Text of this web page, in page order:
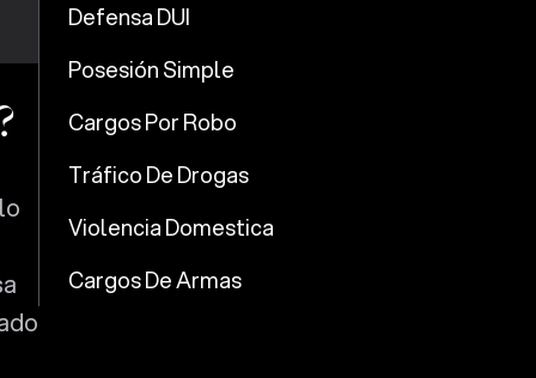
Defensa DUI
Posesión Simple
Cargos Por Robo
Tráfico De Drogas
Violencia Domestica
Cargos De Armas